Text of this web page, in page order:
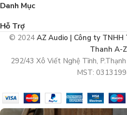
Danh Mục
Hỗ Trợ
© 2024 AZ Audio | Công ty TNHH
Thanh A-Z
292/43 Xô Viết Nghệ Tĩnh,
MST: